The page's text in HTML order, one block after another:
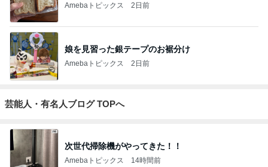
Amebaトピックス 2日前
娘を見習った銀テープのお裾分け
Amebaトピックス 2日前
芸能人・有名人ブログ TOPへ
次世代掃除機がやってきた！！
Amebaトピックス 14時間前